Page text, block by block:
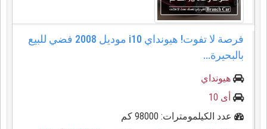
فرصة لا تفوت! هيونداي i10 موديل 2008 فضي للبيع
بالبحيرة...
هيونداي
أى 10
عدد الكيلمومترات: 98000 كم